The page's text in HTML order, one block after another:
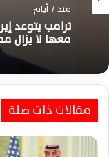
منذ 7 أيام
ترامب يتوعد
معها لا يزال
مقالات ذات صلة